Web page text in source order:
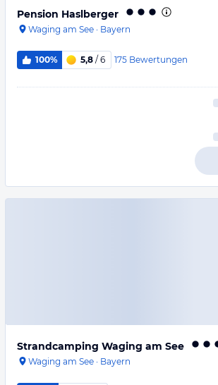
Pension Haslberger
Waging am See · Bayern
100% 5,8 / 6 175 Bewertungen
Strandcamping Waging am See
Waging am See · Bayern